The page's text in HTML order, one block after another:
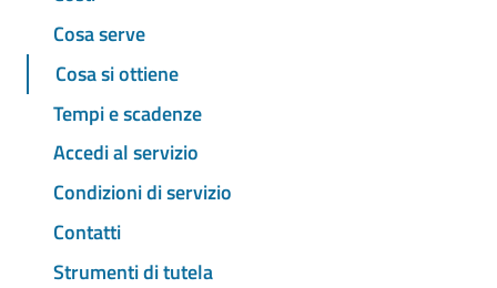
Cosa serve
Cosa si ottiene
Tempi e scadenze
Accedi al servizio
Condizioni di servizio
Contatti
Strumenti di tutela